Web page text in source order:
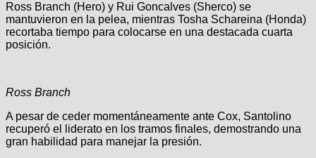
Ross Branch (Hero) y Rui Goncalves (Sherco) se
mantuvieron en la pelea, mientras Tosha Schareina (Honda)
recortaba tiempo para colocarse en una destacada cuarta
posición.
Ross Branch
A pesar de ceder momentáneamente ante Cox, Santolino
recuperó el liderato en los tramos finales, demostrando una
gran habilidad para manejar la presión.